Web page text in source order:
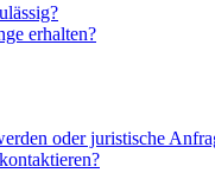
erhalten?
oder juristische